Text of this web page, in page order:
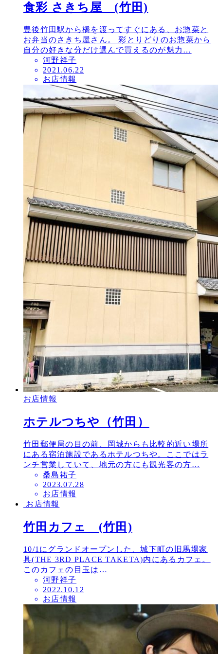
食彩 さきち屋 (竹田)
豊後竹田駅から橋を渡ってすぐにある、お惣菜と
お弁当のさきち屋さん。 彩とりどりのお惣菜から
自分の好きな分だけ選んで買えるのが魅力…
河野祥子
投
稿
2021.06.22
お店情報
お店情報
ホテルつちや（竹田）
竹田郵便局の目の前、岡城からも比較的近い場所
にある宿泊施設であるホテルつちや。ここではラ
ンチ営業していて、地元の方にも観光客の方…
桑島祐子
投
稿
日
2023.07.28
お店情報
お店情報
竹田カフェ (竹田)
10/1にグランドオープンした、城下町の旧馬場家
具(THE 3RD PLACE TAKETA)内にあるカフェ。
このカフェの目玉は…
河野祥子
投
稿
2022.10.12
お店情報